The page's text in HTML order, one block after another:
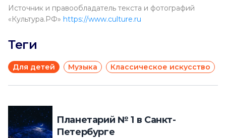
Источник и правообладатель текста и фотографий
«Культура.РФ» https://www.culture.ru
Теги
Для детей Музыка Классическое искусство
Планетарий № 1 в Санкт-
Петербурге